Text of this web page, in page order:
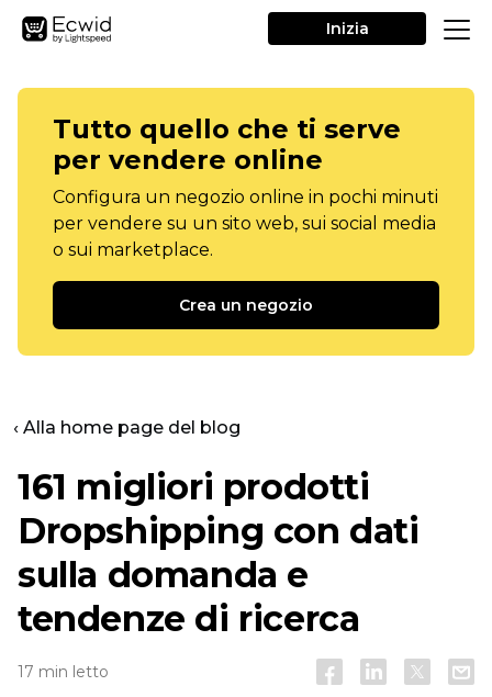
Inizia
Tutto quello che ti serve
per vendere online
Configura un negozio online in pochi minuti
per vendere su un sito web, sui social media
o sui marketplace.
Crea un negozio
‹ Alla home page del blog
161 migliori prodotti
Dropshipping con dati
sulla domanda e
tendenze di ricerca
17 min letto